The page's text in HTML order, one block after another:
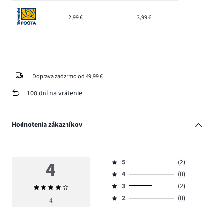
2,99 € 3,99 €
Doprava zadarmo od 49,99 €
100 dní na vrátenie
Hodnotenia zákazníkov
4
Priemerné
hodnotenie
4
Hodnotenie
5,
počet
hlasov
5
(2)
Hodnotenie
4,
počet
4
(0)
Hodnotenie
3,
3
(2)
Hodnotenie
2
(0)